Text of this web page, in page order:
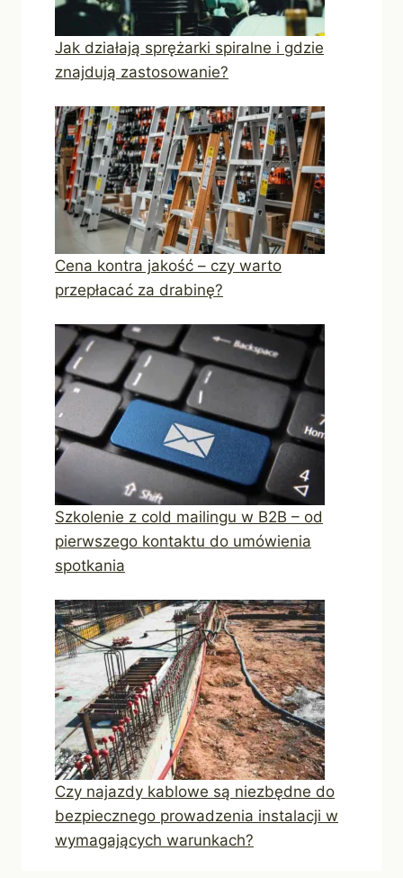
Jak działają sprężarki spiralne i gdzie
znajdują zastosowanie?
Cena kontra jakość – czy warto
przepłacać za drabinę?
Szkolenie z cold mailingu w B2B – od
pierwszego kontaktu do umówienia
spotkania
Czy najazdy kablowe są niezbędne do
bezpiecznego prowadzenia instalacji w
wymagających warunkach?